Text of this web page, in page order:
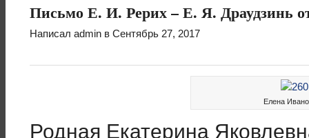
Письмо Е. И. Рерих – Е. Я. Драудзинь
Написал admin в Сентябрь 27, 2017
Елена
Родная Екатерина